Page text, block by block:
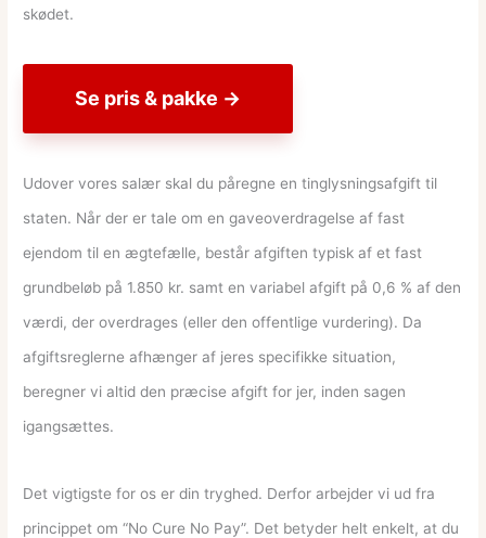
skødet.
Se pris & pakke →
Udover vores salær skal du påregne en tinglysningsafgift til
staten. Når der er tale om en gaveoverdragelse af fast
ejendom til en ægtefælle, består afgiften typisk af et fast
grundbeløb på 1.850 kr. samt en variabel afgift på 0,6 % af den
værdi, der overdrages (eller den offentlige vurdering). Da
afgiftsreglerne afhænger af jeres specifikke situation,
beregner vi altid den præcise afgift for jer, inden sagen
igangsættes.
Det vigtigste for os er din tryghed. Derfor arbejder vi ud fra
princippet om “No Cure No Pay”. Det betyder helt enkelt, at du